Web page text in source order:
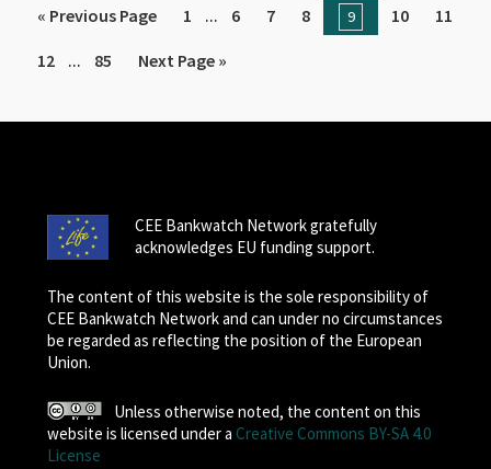
« Previous Page 1 ... 6 7 8 9 10 11
12 ... 85 Next Page »
CEE Bankwatch Network gratefully
acknowledges EU funding support.
The content of this website is the sole responsibility of
CEE Bankwatch Network and can under no circumstances
be regarded as reflecting the position of the European
Union.
Unless otherwise noted, the content on this
website is licensed under a Creative Commons BY-SA 4.0
License